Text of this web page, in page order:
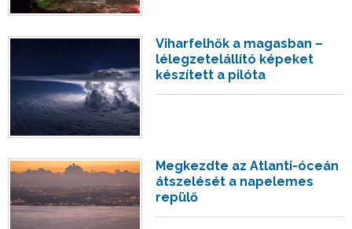
Viharfelhők a magasban –
lélegzetelállító képeket
készített a pilóta
Megkezdte az Atlanti-óceán
átszelését a napelemes
repülő